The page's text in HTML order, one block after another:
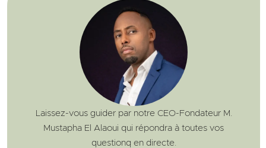
Laissez-vous guider par notre CEO-Fondateur M.
Mustapha El Alaoui qui répondra à toutes vos
questionq en directe.